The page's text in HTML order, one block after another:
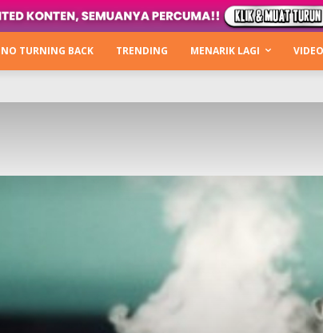
NO TURNING BACK TRENDING MENARIK LAGI VIDEO